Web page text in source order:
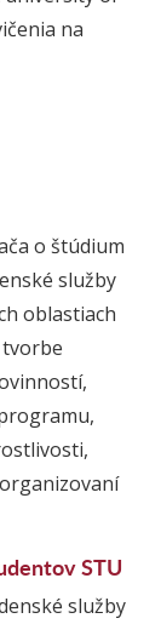
na
o štúdium
služby
oblastiach
STU
služby